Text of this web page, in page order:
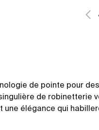
de pointe pour
de robinetterie
élégance qui